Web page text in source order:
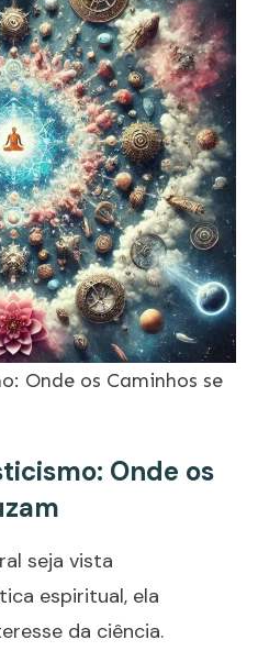
Onde os Caminhos se
Onde os
seja vista
espiritual, ela
da ciência.